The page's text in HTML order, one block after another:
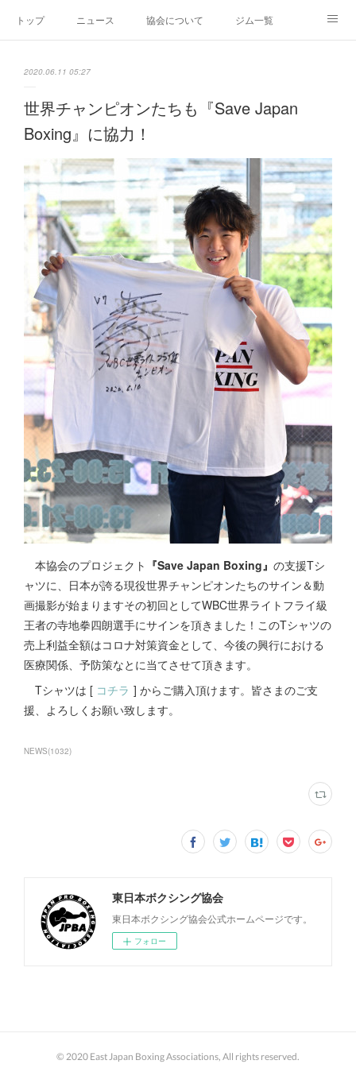
トップ ニュース 協会について ジム一覧
2020.06.11 05:27
世界チャンピオンたちも『Save Japan
Boxing』に協力！
本協会のプロジェクト 『Save Japan Boxing』 の支援Tシ
ャツに、日本が誇る現役世界チャンピオンたちのサイン＆動
画撮影が始まりますその初回としてWBC世界ライトフライ級
王者の寺地拳四朗選手にサインを頂きました！このTシャツの
売上利益全額はコロナ対策資金として、今後の興行における
医療関係、予防策なとに当てさせて頂きます。
Tシャツは [ コチラ ] からご購入頂けます。皆さまのご支
援、よろしくお願い致します。
NEWS(1032)
東日本ボクシング協会
東日本ボクシング協会公式ホームページです。
フォロー
© 2020 East Japan Boxing Associations, All rights reserved.